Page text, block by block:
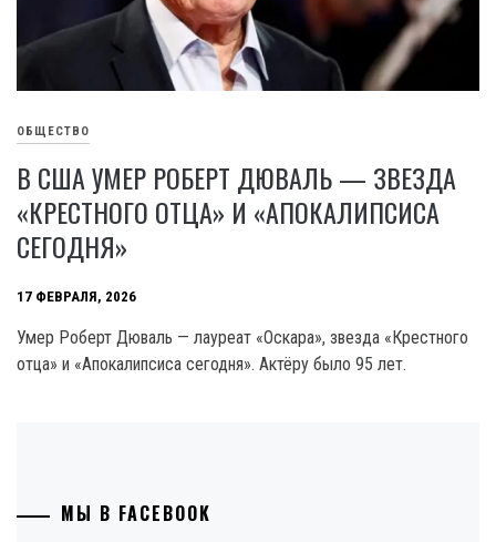
ОБЩЕСТВО
В США УМЕР РОБЕРТ ДЮВАЛЬ — ЗВЕЗДА
«КРЕСТНОГО ОТЦА» И «АПОКАЛИПСИСА
СЕГОДНЯ»
17 ФЕВРАЛЯ, 2026
Умер Роберт Дюваль — лауреат «Оскара», звезда «Крестного
отца» и «Апокалипсиса сегодня». Актёру было 95 лет.
МЫ В FACEBOOK